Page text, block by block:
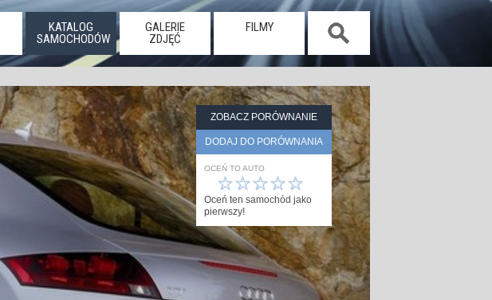
KATALOG
SAMOCHODÓW
GALERIE
ZDJĘĆ
FILMY
ZOBACZ PORÓWNANIE
DODAJ DO PORÓWNANIA
OCEŃ TO AUTO
☆
☆
☆
☆
☆
Oceń ten samochód jako
pierwszy!